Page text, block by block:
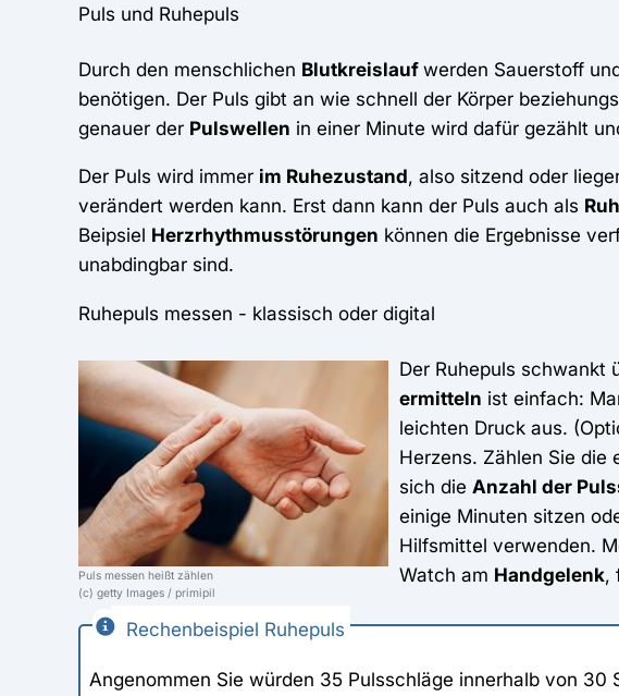
Puls und Ruhepuls
Durch den menschlichen Blutkreislaufwerden Sauerstoff
benötigen. Der Puls gibt an wie schnell der Körper
genauer der Pulswellen in einer Minute wird dafür gezählt
Der Puls wird immer im Ruhezustand, also sitzend oder
verändert werden kann. Erst dann kann der Puls auch als
Beipsiel Herzrhythmusstörungen können die Ergebnisse
unabdingbar sind.
Ruhepuls messen - klassisch oder digital
Puls messen heißt zählen
(c) getty Images / primipil
Der Ruhepuls schwankt
ermitteln ist einfach:
leichten Druck aus.
Herzens. Zählen Sie die
sich die Anzahl der
einige Minuten sitzen
Hilfsmittel verwenden.
Watch am Handgelenk,
Rechenbeispiel Ruhepuls
Angenommen Sie würden 35 Pulsschläge innerhalb von 30